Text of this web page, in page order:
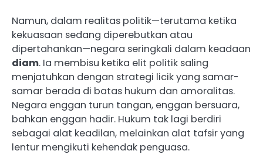
Namun, dalam realitas politik—terutama ketika
kekuasaan sedang diperebutkan atau
dipertahankan—negara seringkali dalam keadaan
diam. Ia membisu ketika elit politik saling
menjatuhkan dengan strategi licik yang samar-
samar berada di batas hukum dan amoralitas.
Negara enggan turun tangan, enggan bersuara,
bahkan enggan hadir. Hukum tak lagi berdiri
sebagai alat keadilan, melainkan alat tafsir yang
lentur mengikuti kehendak penguasa.